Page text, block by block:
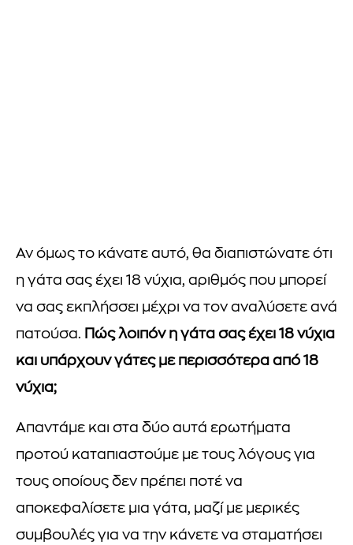
Αν όμως το κάνατε αυτό, θα διαπιστώνατε ότι
η γάτα σας έχει 18 νύχια, αριθμός που μπορεί
να σας εκπλήσσει μέχρι να τον αναλύσετε ανά
πατούσα. Πώς λοιπόν η γάτα σας έχει 18 νύχια
και υπάρχουν γάτες με περισσότερα από 18
νύχια;
Απαντάμε και στα δύο αυτά ερωτήματα
προτού καταπιαστούμε με τους λόγους για
τους οποίους δεν πρέπει ποτέ να
αποκεφαλίσετε μια γάτα, μαζί με μερικές
συμβουλές για να την κάνετε να σταματήσει